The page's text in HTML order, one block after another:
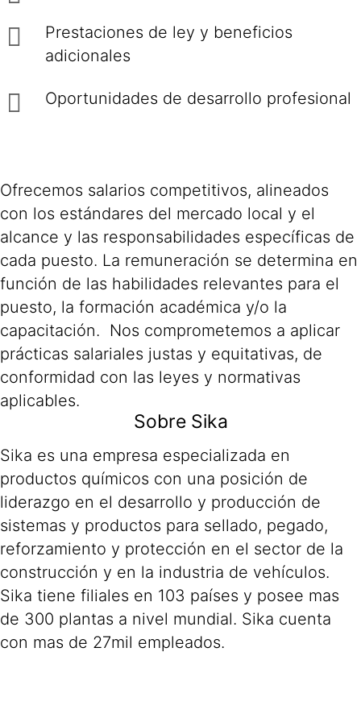
Prestaciones de ley y beneficios
adicionales
Oportunidades de desarrollo profesional
Ofrecemos salarios competitivos, alineados
con los estándares del mercado local y el
alcance y las responsabilidades específicas de
cada puesto. La remuneración se determina en
función de las habilidades relevantes para el
puesto, la formación académica y/o la
capacitación. Nos comprometemos a aplicar
prácticas salariales justas y equitativas, de
conformidad con las leyes y normativas
aplicables.
Sobre Sika
Sika es una empresa especializada en
productos químicos con una posición de
liderazgo en el desarrollo y producción de
sistemas y productos para sellado, pegado,
reforzamiento y protección en el sector de la
construcción y en la industria de vehículos.
Sika tiene filiales en 103 países y posee mas
de 300 plantas a nivel mundial. Sika cuenta
con mas de 27mil empleados.